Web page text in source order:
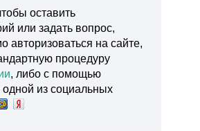
оставить
или задать вопрос,
авторизоваться на сайте,
процедуру
, либо с помощью
одной из социальных